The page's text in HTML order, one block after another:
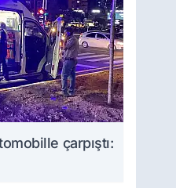
çarpıştı: